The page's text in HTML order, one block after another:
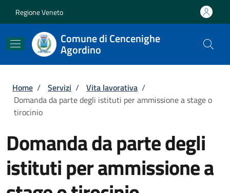
Regione Veneto
Comune di Cencenighe
Agordino
Briciole di pane
Home / Servizi / Vita lavorativa /
Domanda da parte degli istituti per ammissione a stage o
tirocinio
Domanda da parte degli
istituti per ammissione a